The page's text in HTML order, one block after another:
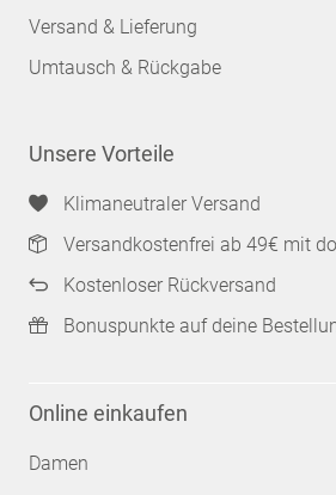
Versand & Lieferung
Umtausch & Rückgabe
Unsere Vorteile
Klimaneutraler Versand
Versandkostenfrei ab 49€ mit
Kostenloser Rückversand
Bonuspunkte auf deine
Online einkaufen
Damen